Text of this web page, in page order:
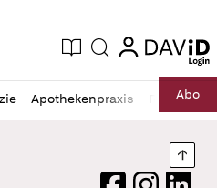
Zeitung
Aktuelle Ausgabe
Suche login
login
Apothekenpraxis RechtAbo
Logo
FacebookInstagram